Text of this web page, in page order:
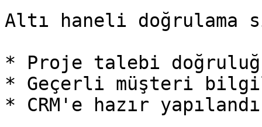
Altı haneli doğrulama
* Proje talebi
* Geçerli müşteri
* CRM'e hazır